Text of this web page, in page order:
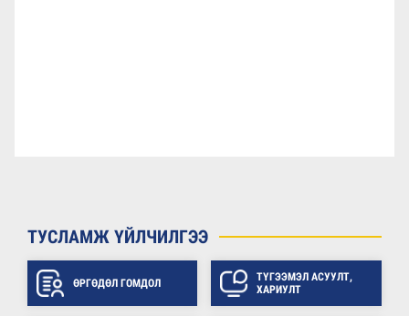
ТУСЛАМЖ ҮЙЛЧИЛГЭЭ
ӨРГӨДӨЛ ГОМДОЛ
ТҮГЭЭМЭЛ АСУУЛТ,
ХАРИУЛТ